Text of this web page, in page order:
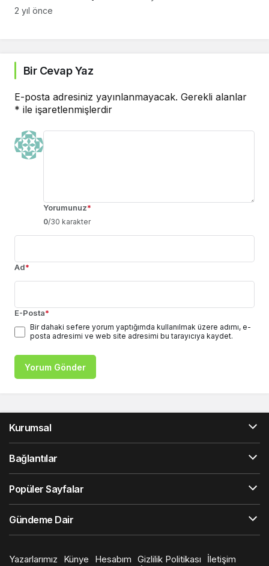
açıldı
2 yıl önce
Bir Cevap Yaz
E-posta adresiniz yayınlanmayacak. Gerekli alanlar
* ile işaretlenmişlerdir
Yorumunuz*
0/30 karakter
Ad*
E-Posta*
Bir dahaki sefere yorum yaptığımda kullanılmak üzere adımı, e-
posta adresimi ve web site adresimi bu tarayıcıya kaydet.
Yorum Gönder
Kurumsal
Bağlantılar
Popüler Sayfalar
Gündeme Dair
Yazarlarımız Künye Hesabım Gizlilik Politikası
İletişim